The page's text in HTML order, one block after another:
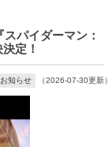
パイダーマン：
定！
お知らせ （2026-07-30更新）